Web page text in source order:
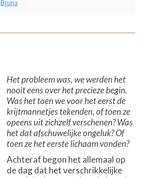
Bruna
Het probleem was, we werden het
nooit eens over het precieze begin.
Was het toen we voor het eerst de
krijtmannetjes tekenden, of toen ze
opeens uit zichzelf verschenen? Was
het dat afschuwelijke ongeluk? Of
toen ze het eerste lichaam vonden?
Achteraf begon het allemaal op
de dag dat het verschrikkelijke